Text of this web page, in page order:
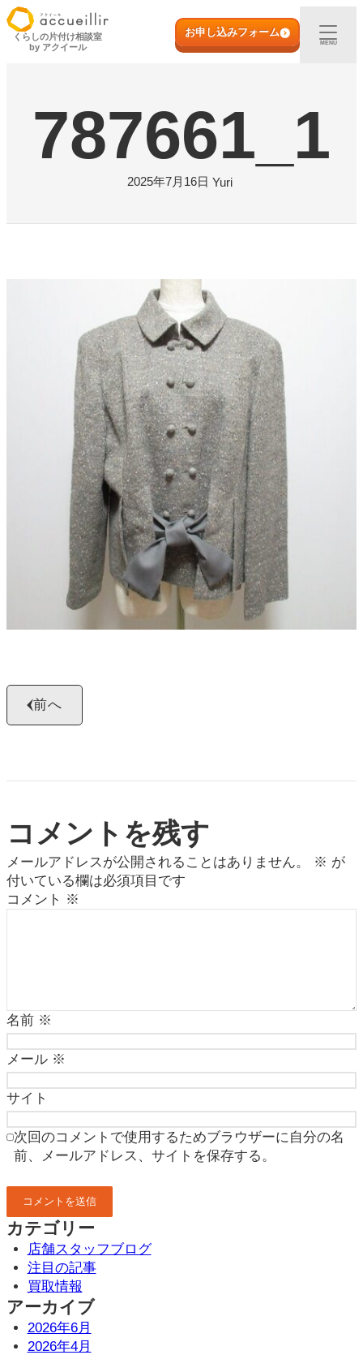
内
容
初めての方へ
宅配買取
店頭買取
ご利用実例
店舗一覧
よくある質問
お問い合わせ
0120-29-5302
受付時間9:00〜18:00（年中無休※年末年始は除く）
お申し込みフォーム
くらしの片付け相談室
by アクイール
お申し込みフォーム
MENU
787661_1
2025年7月16日 Yuri
前へ
コメントを残す
メールアドレスが公開されることはありません。 ※ が
付いている欄は必須項目です
コメント ※
名前 ※
メール ※
サイト
次回のコメントで使用するためブラウザーに自分の名
前、メールアドレス、サイトを保存する。
カテゴリー
店舗スタッフブログ
注目の記事
買取情報
アーカイブ
2026年6月
2026年4月